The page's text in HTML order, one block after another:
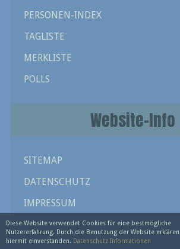
Diese Website verwendet Cookies für eine bestmögliche
Nutzererfahrung. Durch die Benutzung der Website erklären
hiermit einverstanden. Datenschutz Informationen
PERSONEN-INDEX
TAGLISTE
MERKLISTE
POLLS
Website-Info
SITEMAP
DATENSCHUTZ
IMPRESSUM